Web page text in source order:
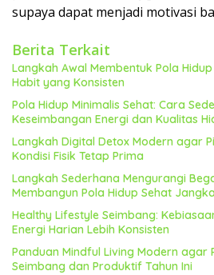
supaya dapat menjadi motivasi
Berita Terkait
Langkah Awal Membentuk Pola
Habit yang Konsisten
Pola Hidup Minimalis Sehat: Cara
Keseimbangan Energi dan Kualitas
Langkah Digital Detox Modern agar
Kondisi Fisik Tetap Prima
Langkah Sederhana Mengurangi
Membangun Pola Hidup Sehat
Healthy Lifestyle Seimbang:
Energi Harian Lebih Konsisten
Panduan Mindful Living Modern agar
Seimbang dan Produktif Tahun Ini